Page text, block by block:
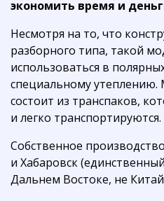
экономить время и
Несмотря на то, что
разборного типа, такой
использоваться в
специальному утеплению.
состоит из транспаков,
и легко транспортируются.
Собственное
и Хабаровск
Дальнем Востоке, не